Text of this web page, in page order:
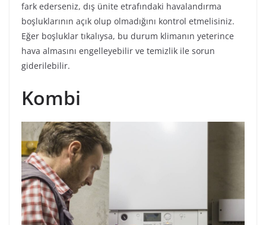
fark ederseniz, dış ünite etrafındaki havalandırma
boşluklarının açık olup olmadığını kontrol etmelisiniz.
Eğer boşluklar tıkalıysa, bu durum klimanın yeterince
hava almasını engelleyebilir ve temizlik ile sorun
giderilebilir.
Kombi